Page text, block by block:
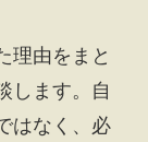
理由をまと
します。自
はなく、必